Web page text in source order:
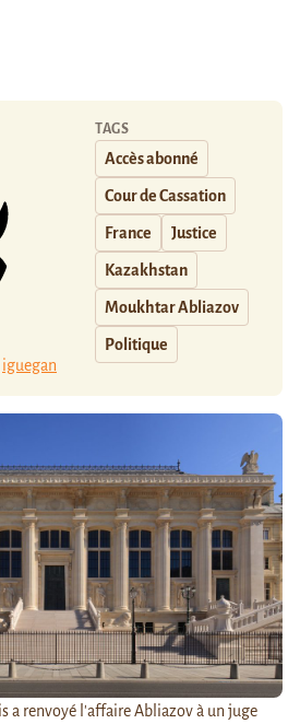
iguegan
TAGS
Accès abonné
Cour de Cassation
France Justice
Kazakhstan
Moukhtar Abliazov
Politique
a renvoyé l'affaire Abliazov à un juge